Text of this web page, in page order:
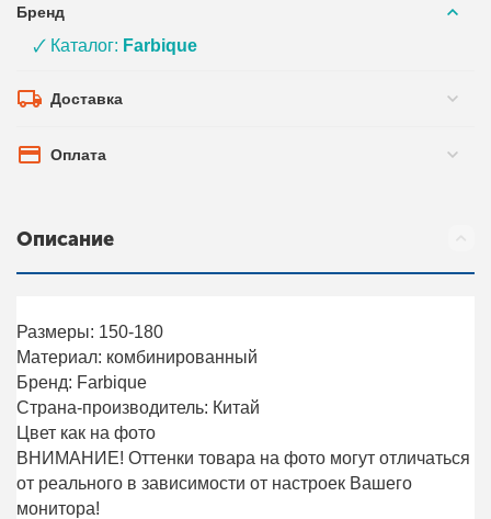
Бренд
🗸 Каталог: Farbique
Доставка
Оплата
Описание
Размеры: 150-180
Материал: комбинированный
Бренд: Farbique
Страна-производитель: Китай
Цвет как на фото
ВНИМАНИЕ! Оттенки товара на фото могут отличаться
от реального в зависимости от настроек Вашего
монитора!